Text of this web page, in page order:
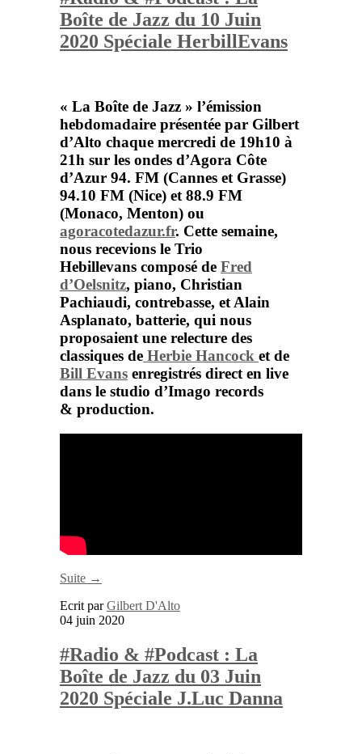
Boîte de Jazz du 10 Juin
2020 Spéciale HerbillEvans
« La Boîte de Jazz » l’émission
hebdomadaire présentée par Gilbert
d’Alto chaque mercredi de 19h10 à
21h sur les ondes d’Agora Côte
d’Azur 94. FM (Cannes et Grasse)
94.10 FM (Nice) et 88.9 FM
(Monaco, Menton) ou
agoracotedazur.fr. Cette semaine,
nous recevions le Trio
Hebillevans composé de Fred
d’Oelsnitz, piano, Christian
Pachiaudi, contrebasse, etAlain
Asplanato, batterie, qui nous
proposaient une relecture des
classiques de Herbie Hancock et de
Bill Evans enregistrés direct en live
dans le studio d’Imago records
& production.
Suite →
Ecrit parGilbert D'Alto
04 juin 2020
#Radio & #Podcast : La
Boîte de Jazz du 03 Juin
2020 Spéciale J.Luc Danna